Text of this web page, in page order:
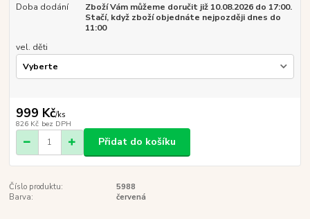
Doba dodání
Zboží Vám můžeme doručit již 10.08.2026 do 17:00.
Stačí, když zboží objednáte nejpozději dnes do
11:00
vel. děti
999 Kč/ks
826 Kč bez DPH
Přidat do košíku
Číslo produktu:
5988
Barva:
červená